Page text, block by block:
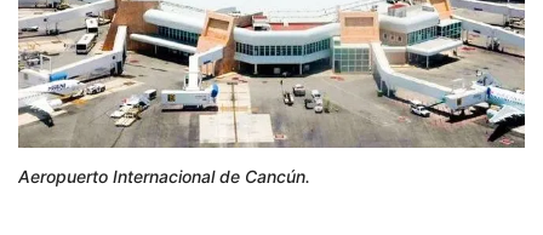
Aeropuerto Internacional de Cancún.